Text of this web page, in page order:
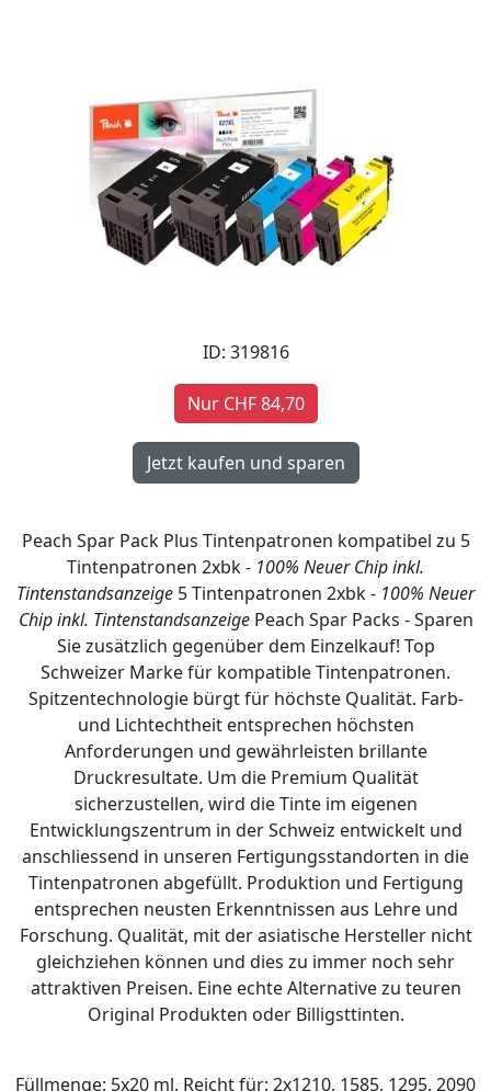
ID: 319816
Nur CHF 84,70
Peach Spar Pack Plus Tintenpatronen kompatibel zu 5
Tintenpatronen 2xbk - 100% Neuer Chip inkl.
Tintenstandsanzeige 5 Tintenpatronen 2xbk - 100% Neuer
Chip inkl. TintenstandsanzeigePeach Spar Packs - Sparen
Sie zusätzlich gegenüber dem Einzelkauf! Top
Schweizer Marke für kompatible Tintenpatronen.
Spitzentechnologie bürgt für höchste Qualität. Farb-
und Lichtechtheit entsprechen höchsten
Anforderungen und gewährleisten brillante
Druckresultate. Um die Premium Qualität
sicherzustellen, wird die Tinte im eigenen
Entwicklungszentrum in der Schweiz entwickelt und
anschliessend in unseren Fertigungsstandorten in die
Tintenpatronen abgefüllt. Produktion und Fertigung
entsprechen neusten Erkenntnissen aus Lehre und
Forschung. Qualität, mit der asiatische Hersteller nicht
gleichziehen können und dies zu immer noch sehr
attraktiven Preisen. Eine echte Alternative zu teuren
Original Produkten oder Billigsttinten.
Füllmenge: 5x20 ml. Reicht für: 2x1210, 1585, 1295, 2090